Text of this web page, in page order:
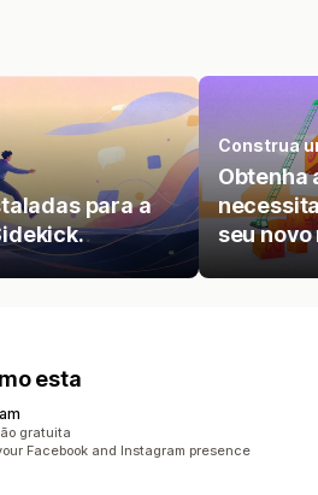
para a
Construa
Obtenha
seu
esta
gratuita
Facebook and Instagram presence